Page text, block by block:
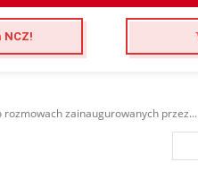
NCZ!
rozmowach zainaugurowanych przez...